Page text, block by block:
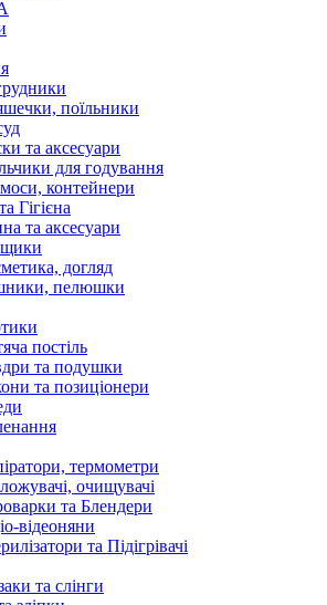
поїльники
та аксесуари
для годування
контейнери
Гігієна
та аксесуари
догляд
пелюшки
постіль
та подушки
та позиціонери
термометри
очищувачі
та Блендери
відеоняни
та Підігрівачі
та слінги